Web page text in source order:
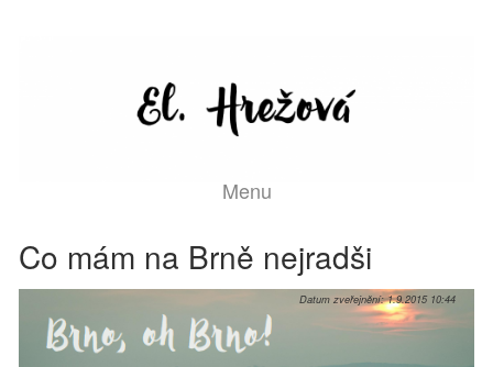
Menu
Co mám na Brně nejradši
Datum zveřejnění: 1.9.2015 10:44